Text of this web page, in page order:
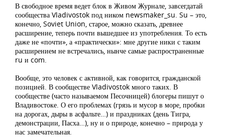
В свободное время ведет блок в Живом Журнале, завсегдатай
сообщества Vladivostok под ником newsmaker_su. Su – это,
конечно, Soviet Union, старое, можно сказать, древнее
расширение, теперь почти вышедшее из употребления. То есть
даже не «почти», а «практически»: мне другие ники с таким
расширением не встречались, нынче самые распространенные
ru и com.
Вообще, это человек с активной, как говорится, гражданской
позицией. В сообществе Vladivostok много таких. В
сообществе (часто называемом Песочницей) блогеры пишут о
Владивостоке. О его проблемах (грязь и мусор в море, пробки
на дорогах, дыры в асфальте…) и праздниках (день Тигра,
демонстрации, Пасха…), ну и о природе, конечно – природа у
нас замечательная.